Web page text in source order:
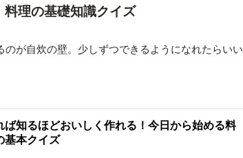
理の基礎知識クイズ
が自炊の壁。少しずつできるようになれたらいい
ば知るほどおいしく作れる！今日から始める料
基本クイズ